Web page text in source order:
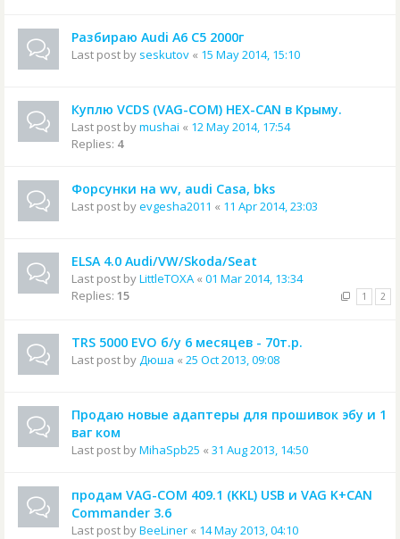
Разбираю Audi A6 C5 2000г
Last post by seskutov « 15 May 2014, 15:10
Куплю VCDS (VAG-COM) HEX-CAN в Крыму.
Last post bymushai « 12 May 2014, 17:54
Replies: 4
Форсунки на wv, audi Casa, bks
Last post byevgesha2011 « 11 Apr 2014, 23:03
ELSA 4.0 Audi/VW/Skoda/Seat
Last post byLittleTOXA « 01 Mar 2014, 13:34
Replies: 15 1 2
TRS 5000 EVO б/у 6 месяцев - 70т.р.
Last post byДюша « 25 Oct 2013, 09:08
Продаю новые адаптеры для прошивок эбу и 1
ваг ком
Last post byMihaSpb25 « 31 Aug 2013, 14:50
продам VAG-COM 409.1 (KKL) USB и VAG K+CAN
Commander 3.6
Last post byBeeLiner « 14 May 2013, 04:10